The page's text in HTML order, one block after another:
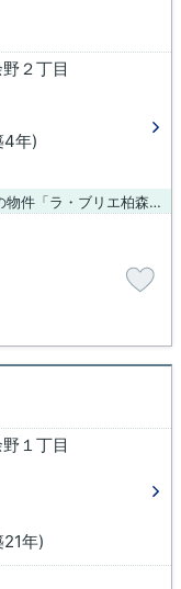
２丁目
4年)
丹羽郡大口町近辺での物件情報：大好評のあの物件「ラ・ブリエ柏森」。朝に慌てることなく行動するために駅から徒歩8分の駅近物件はいかがでしょうか。新しい生活のスタートにおすすめなのが、こちらのアパートです。内装もきれいな一押しの築浅物件です。きれい好きな方、古い物件は苦手という方に。丹羽郡大口町エリアや柏森周辺でのお部屋探しをサポートいたします。お客様のご希望に合った物件情報をご紹介致しますので、ぜひお問い合わせください。
１丁目
年)